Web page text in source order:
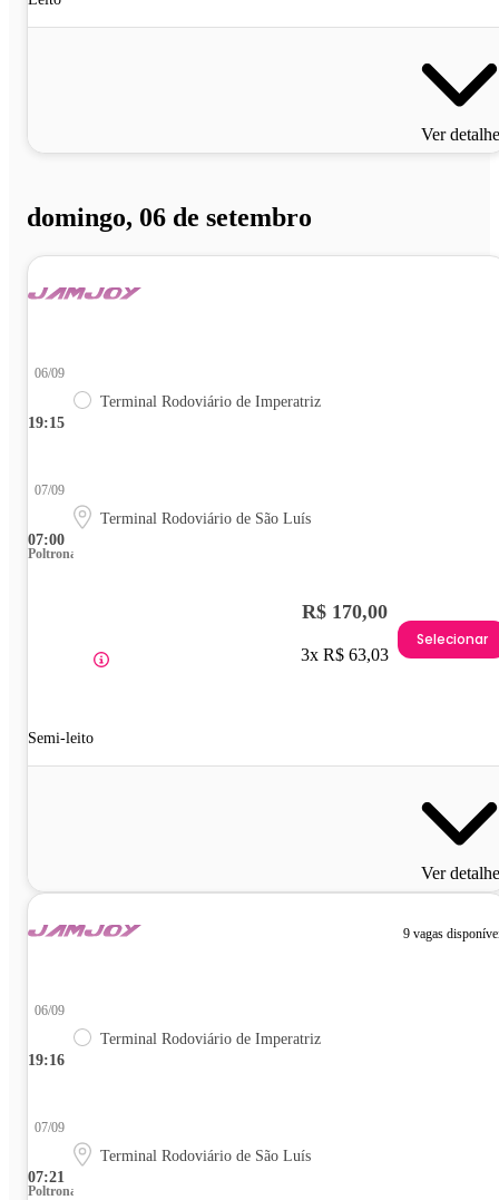
Ver
domingo, 06 de setembro
19:15
06/09
Terminal Rodoviário de Imperatriz
07:00
07/09
Terminal Rodoviário de São Luís
Poltrona
Semi-leito
R$ 170,00
3x R$ 63,03
Selecionar
Ver
9 vagas
19:16
06/09
Terminal Rodoviário de Imperatriz
07:21
07/09
Terminal Rodoviário de São Luís
Poltrona